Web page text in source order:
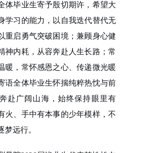
体毕业生寄予殷切期许，希望大
学习的能力，以自我迭代替代无
重启勇气突破困境；兼顾身心健
神内耗，从容奔赴人生长路；常
暖，常怀感恩之心、传递微光暖
语全体毕业生怀揣纯粹热忱与前
赴广阔山海，始终保持眼里有
火、手中有本事的少年模样，不
梦远行。